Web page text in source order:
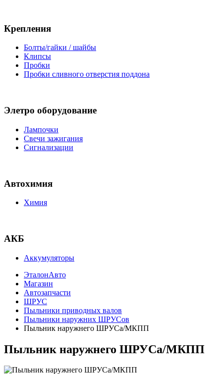
Крепления
Болты/гайки / шайбы
Клипсы
Пробки
Пробки сливного отверстия поддона
Элетро оборудование
Лампочки
Свечи зажигания
Сигнализации
Автохимия
Химия
АКБ
Аккумуляторы
ЭталонАвто
Магазин
Автозапчасти
ШРУС
Пыльники приводных валов
Пыльники наружних ШРУСов
Пыльник наружнего ШРУСа/МКПП
Пыльник наружнего ШРУСа/МКПП